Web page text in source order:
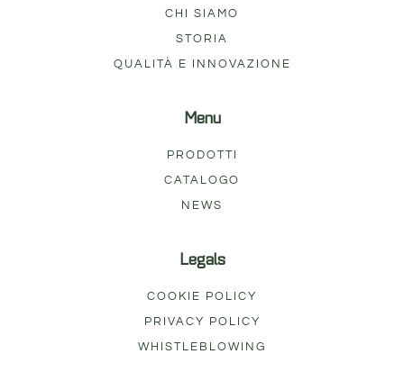
CHI SIAMO
STORIA
QUALITÀ E INNOVAZIONE
Menu
PRODOTTI
CATALOGO
NEWS
Legals
COOKIE POLICY
PRIVACY POLICY
WHISTLEBLOWING